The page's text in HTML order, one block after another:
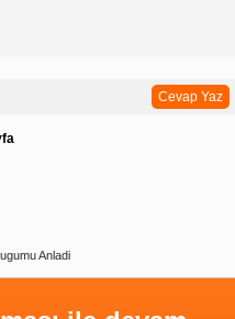
Cevap Yaz
Anladi